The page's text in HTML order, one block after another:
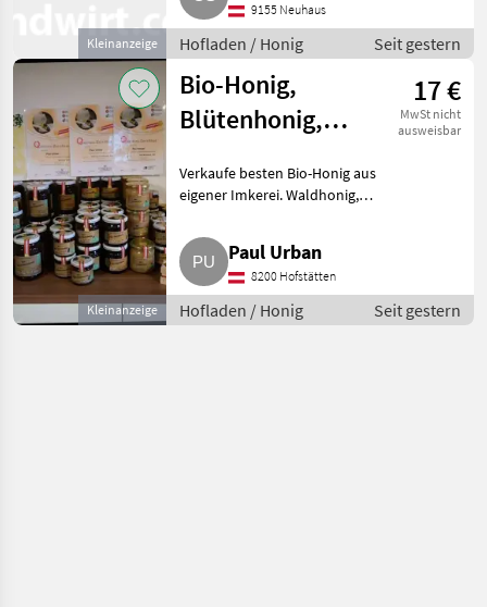
Kleinanzeige
9155 Neuhaus
Hofladen / Honig Seit gestern
Kleinanzeige
Bio-Honig,
Blütenhonig,
Cremehonig,
17 €
MwSt nicht
ausweisbar
Verkaufe besten Bio-Honig aus
eigener Imkerei. Waldhonig,
Lindenblüte, Cremehonig.
Propolis-Tinktur, immer über 20
% Propolis-Anteil, 96 % Alk. J
Paul Urban
8200 Hofstätten
Hofladen / Honig Seit gestern